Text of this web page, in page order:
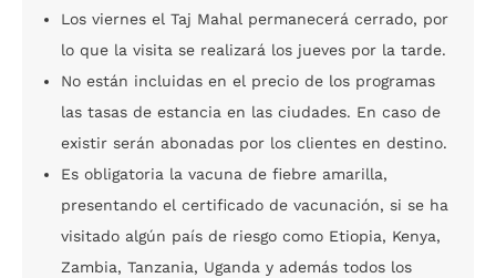
Los viernes el Taj Mahal permanecerá cerrado, por
lo que la visita se realizará los jueves por la tarde.
No están incluidas en el precio de los programas
las tasas de estancia en las ciudades. En caso de
existir serán abonadas por los clientes en destino.
Es obligatoria la vacuna de fiebre amarilla,
presentando el certificado de vacunación, si se ha
visitado algún país de riesgo como Etiopia, Kenya,
Zambia, Tanzania, Uganda y además todos los